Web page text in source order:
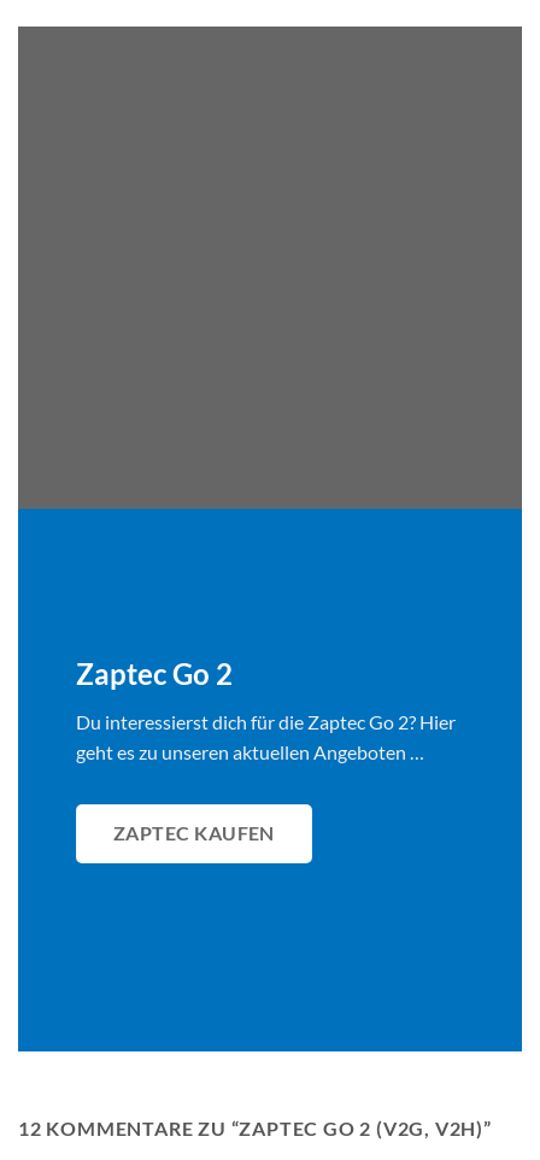
Zaptec Go 2
Du interessierst dich für die Zaptec Go 2? Hier
geht es zu unseren aktuellen Angeboten …
ZAPTEC KAUFEN
12 KOMMENTARE ZU “ZAPTEC GO 2 (V2G, V2H)”